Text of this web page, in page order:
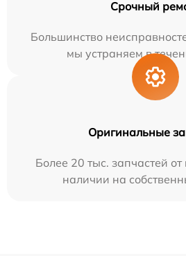
Срочный
Большинство
мы устраняем в
Оригинальные
Более 20 тыс. запчастей
наличии на